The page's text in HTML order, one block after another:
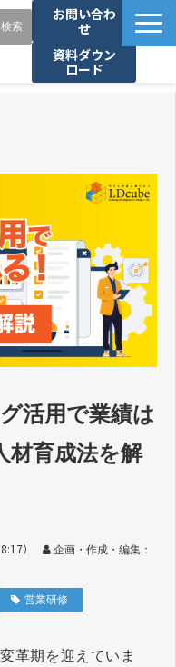
お問い合わ
せ
資料ダウン
ロード
理由
座
ド
集
活用で業績は
材育成法を解
）
企画・作成・編集：
営業研修
革期を迎えていま